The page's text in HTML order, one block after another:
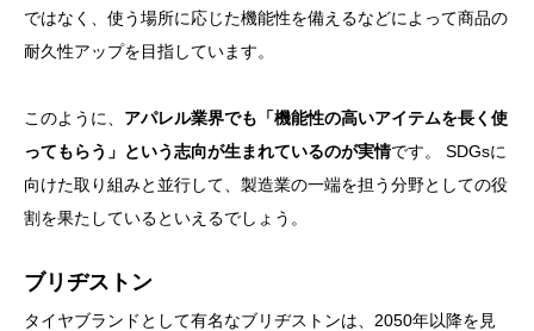
ではなく、使う場所に応じた機能性を備えるなどによって商品の
耐久性アップを目指しています。
このように、 アパレル業界でも「機能性の高いアイテムを長く使
ってもらう」という志向が生まれているのが実情です。 SDGsに
向けた取り組みと並行して、製造業の一端を担う分野としての役
割を果たしているといえるでしょう。
ブリヂストン
タイヤブランドとして有名なブリヂストンは、2050年以降を見